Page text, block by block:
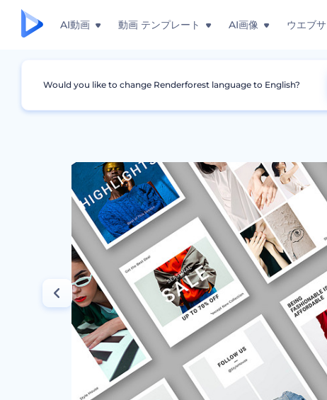
AI動画 動画 テンプレート AI画像 ウエブ
グラフィック インスタグラム・ストーリー フ
Would you like to change Renderforest language to English?